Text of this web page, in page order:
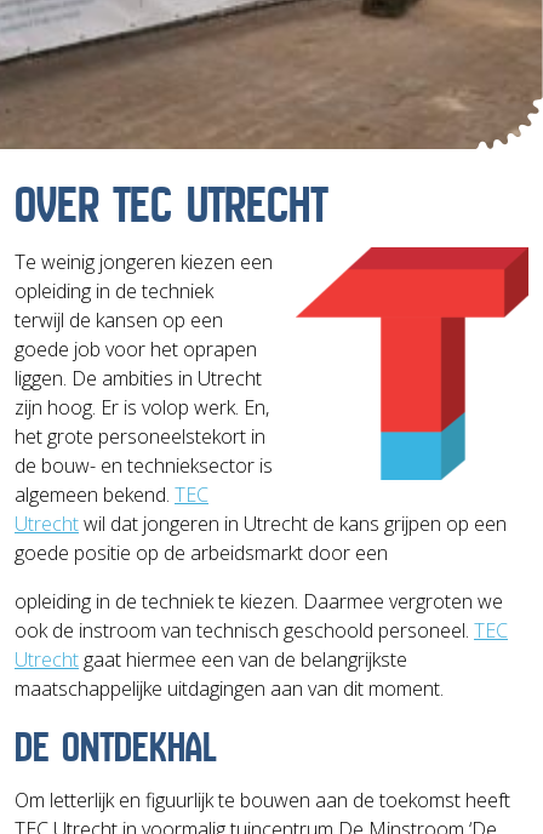
OVER TEC UTRECHT
Te weinig jongeren kiezen een
opleiding in de techniek
terwijl de kansen op een
goede job voor het oprapen
liggen. De ambities in Utrecht
zijn hoog. Er is volop werk. En,
het grote personeelstekort in
de bouw- en technieksector is
algemeen bekend. TEC
Utrechtwil dat jongeren in Utrecht de kans grijpen op een
goede positie op de arbeidsmarkt door een
opleiding in de techniek te kiezen. Daarmee vergroten we
ook de instroom van technisch geschoold personeel. TEC
Utrecht gaat hiermee een van de belangrijkste
maatschappelijke uitdagingen aan van dit moment.
DE ONTDEKHAL
Om letterlijk en figuurlijk te bouwen aan de toekomst heeft